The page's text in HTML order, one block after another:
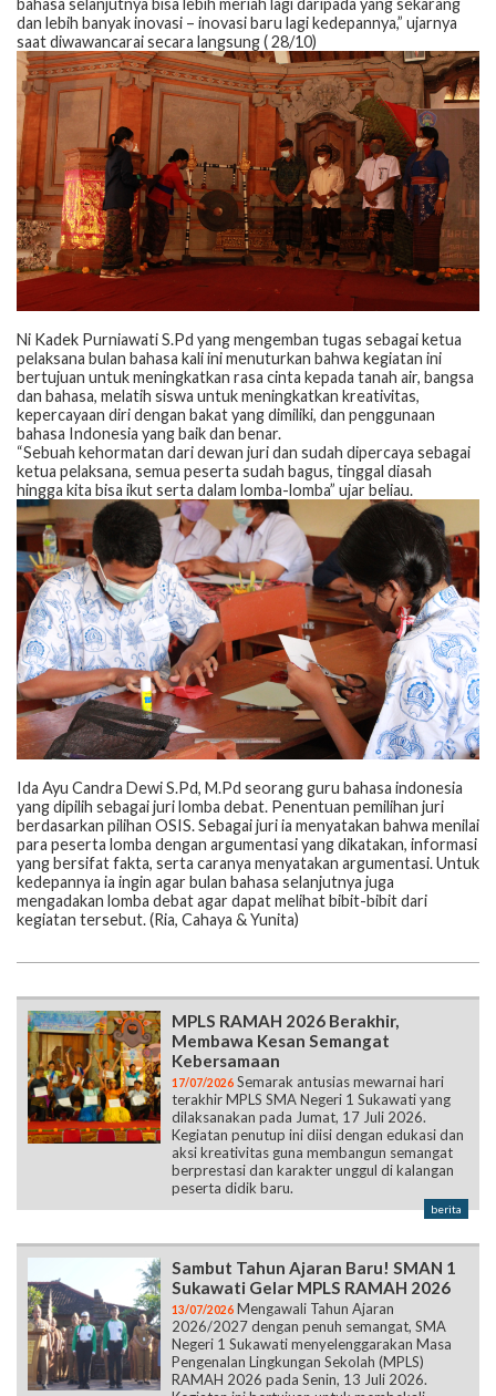
bahasa selanjutnya bisa lebih meriah lagi daripada yang sekarang
dan lebih banyak inovasi – inovasi baru lagi kedepannya,” ujarnya
saat diwawancarai secara langsung ( 28/10)
Ni Kadek Purniawati S.Pd yang mengemban tugas sebagai ketua
pelaksana bulan bahasa kali ini menuturkan bahwa kegiatan ini
bertujuan untuk meningkatkan rasa cinta kepada tanah air, bangsa
dan bahasa, melatih siswa untuk meningkatkan kreativitas,
kepercayaan diri dengan bakat yang dimiliki, dan penggunaan
bahasa Indonesia yang baik dan benar.
“Sebuah kehormatan dari dewan juri dan sudah dipercaya sebagai
ketua pelaksana, semua peserta sudah bagus, tinggal diasah
hingga kita bisa ikut serta dalam lomba-lomba” ujar beliau.
Ida Ayu Candra Dewi S.Pd, M.Pd seorang guru bahasa indonesia
yang dipilih sebagai juri lomba debat. Penentuan pemilihan juri
berdasarkan pilihan OSIS. Sebagai juri ia menyatakan bahwa menilai
para peserta lomba dengan argumentasi yang dikatakan, informasi
yang bersifat fakta, serta caranya menyatakan argumentasi. Untuk
kedepannya ia ingin agar bulan bahasa selanjutnya juga
mengadakan lomba debat agar dapat melihat bibit-bibit dari
kegiatan tersebut. (Ria, Cahaya & Yunita)
MPLS RAMAH 2026 Berakhir,
Membawa Kesan Semangat
Kebersamaan
17/07/2026 Semarak antusias mewarnai hari
terakhir MPLS SMA Negeri 1 Sukawati yang
dilaksanakan pada Jumat, 17 Juli 2026.
Kegiatan penutup ini diisi dengan edukasi dan
aksi kreativitas guna membangun semangat
berprestasi dan karakter unggul di kalangan
peserta didik baru.
berita
Sambut Tahun Ajaran Baru! SMAN 1
Sukawati Gelar MPLS RAMAH 2026
13/07/2026 Mengawali Tahun Ajaran
2026/2027 dengan penuh semangat, SMA
Negeri 1 Sukawati menyelenggarakan Masa
Pengenalan Lingkungan Sekolah (MPLS)
RAMAH 2026 pada Senin, 13 Juli 2026.